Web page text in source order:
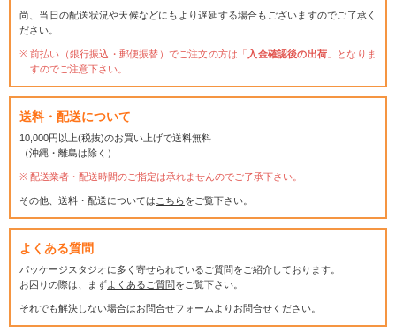
尚、当日の配送状況や天候などにもより遅延する場合もございますのでご了承く
ださい。
前払い（銀行振込・郵便振替）でご注文の方は「 入金確認後の出荷 」となりま
すのでご注意下さい。
送料・配送について
10,000円以上(税抜)のお買い上げで送料無料
（沖縄・離島は除く）
配送業者・配送時間のご指定は承れませんのでご了承下さい。
その他、送料・配送については こちらをご覧下さい。
よくある質問
パッケージスタジオに多く寄せられているご質問をご紹介しております。
お困りの際は、まずよくあるご質問をご覧下さい。
それでも解決しない場合はお問合せフォーム よりお問合せください。